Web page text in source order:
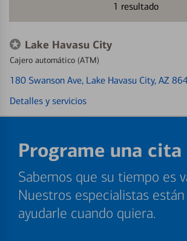
1 resultado
Lake Havasu City
Cajero automático (ATM)
180 Swanson Ave, Lake Havasu City, AZ
Detalles y servicios
Programe una cita
Sabemos que su tiempo es
Nuestros especialistas
ayudarle cuando quiera.